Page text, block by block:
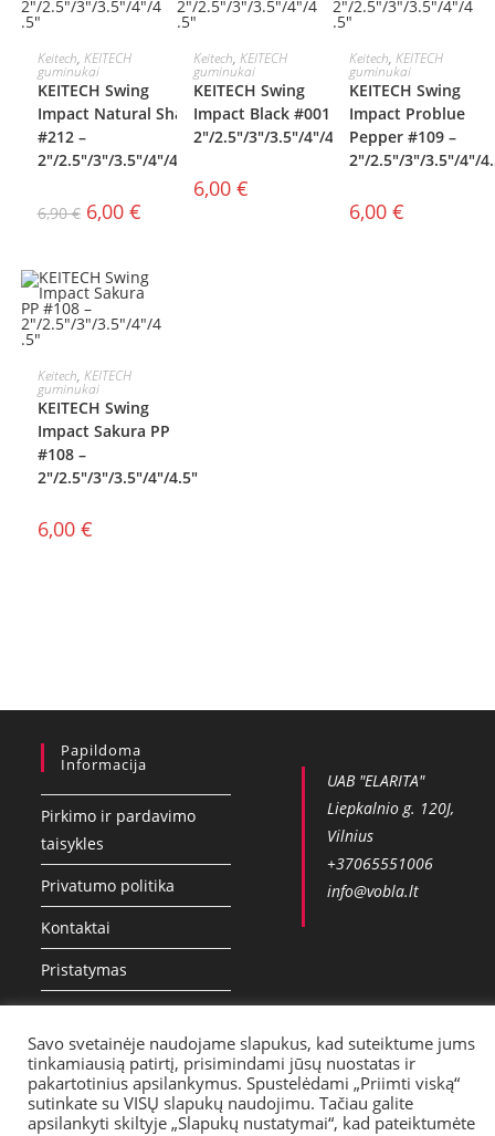
PASIRINKTI
SAVYBES
Keitech, KEITECH
guminukai
KEITECH Swing
Impact Natural Shad
#212 –
2″/2.5″/3″/3.5″/4″/4.5″
6,90€ 6,00 €
PASIRINKTI
SAVYBES
Keitech, KEITECH
guminukai
KEITECH Swing
Impact Black #001 –
2″/2.5″/3″/3.5″/4″/4.5″
6,00 €
PASIRINKTI
SAVYBES
Keitech, KEITECH
guminukai
KEITECH Swing
Impact Problue
Pepper #109 –
2″/2.5″/3″/3.5″/4″/
6,00 €
PASIRINKTI
SAVYBES
Keitech, KEITECH
guminukai
KEITECH Swing
Impact Sakura PP
#108 –
2″/2.5″/3″/3.5″/4″/4.5″
6,00 €
Papildoma
Informacija
Pirkimo ir pardavimo
taisykles
Privatumo politika
Kontaktai
Pristatymas
UAB "ELARITA"
Liepkalnio g. 120J,
Vilnius
+37065551006
info@vobla.lt
Savo svetainėje naudojame slapukus, kad suteiktume jums
tinkamiausią patirtį, prisimindami jūsų nuostatas ir
pakartotinius apsilankymus. Spustelėdami „Priimti viską“
sutinkate su VISŲ slapukų naudojimu. Tačiau galite
apsilankyti skiltyje „Slapukų nustatymai“, kad pateiktumėte